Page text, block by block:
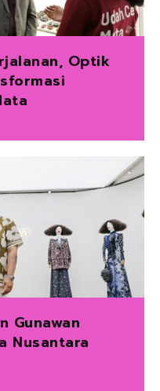
Optik
Gunawan
Nusantara